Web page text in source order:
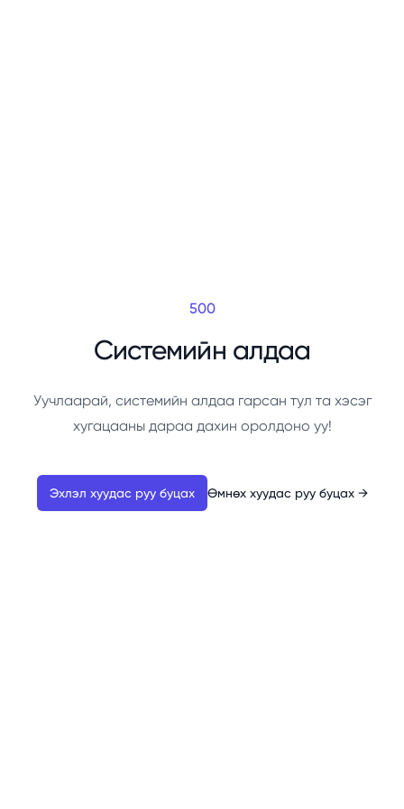
500
Системийн алдаа
Уучлаарай, системийн алдаа гарсан тул та хэсэг
хугацааны дараа дахин оролдоно уу!
Эхлэл хуудас руу буцах Өмнөх хуудас руу буцах →